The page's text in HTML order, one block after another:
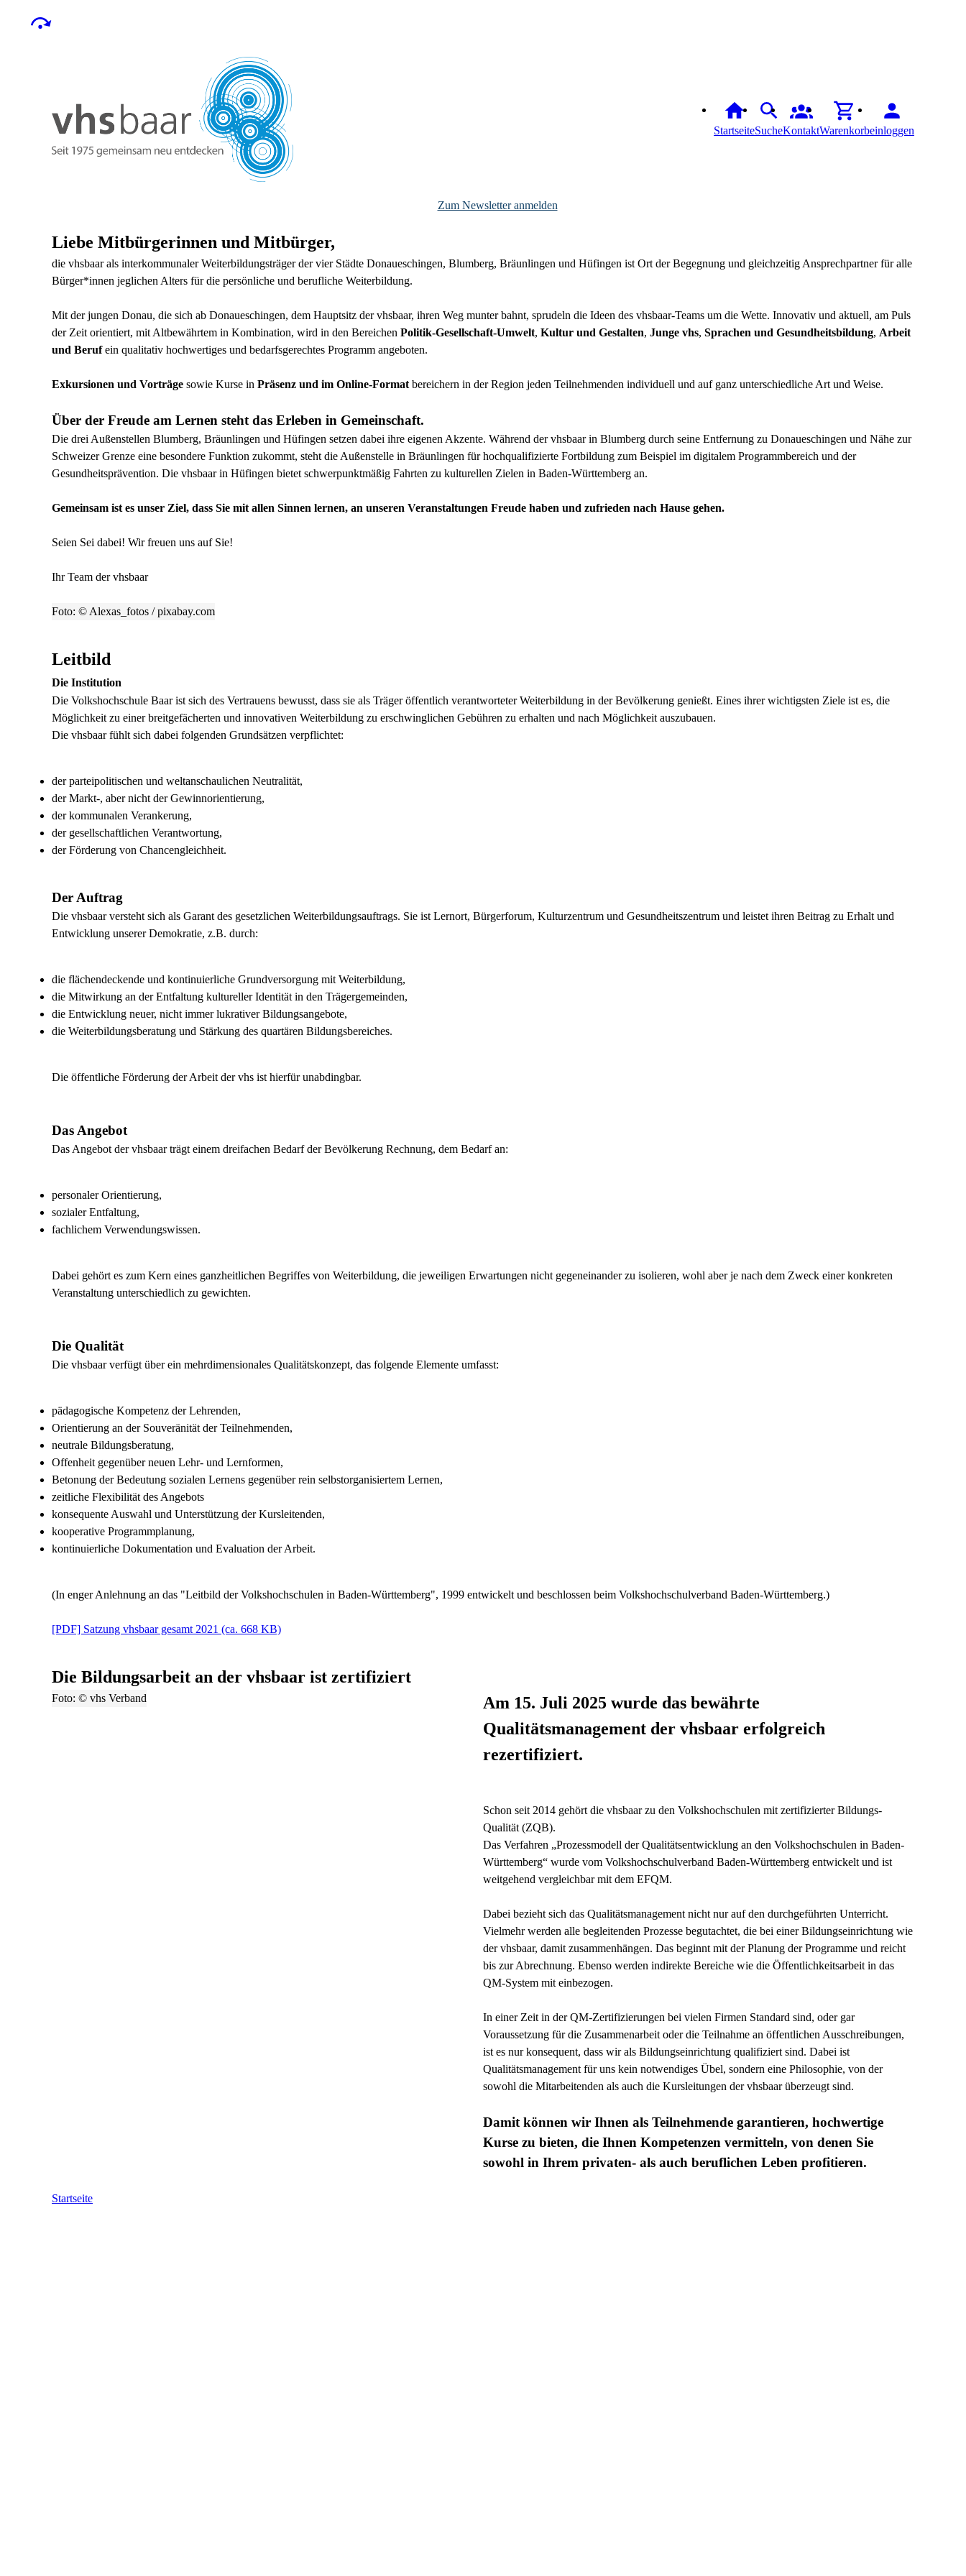
StartseiteSucheKontaktWarenkorbeinloggen
Zum Newsletter anmelden
Liebe Mitbürgerinnen und Mitbürger,
die vhsbaar als interkommunaler Weiterbildungsträger der vier Städte Donaueschingen, Blumberg, Bräunlingen und Hüfingen ist Ort der Begegnung und gleichzeitig Ansprechpartner für alle
Bürger*innen jeglichen Alters für die persönliche und berufliche Weiterbildung.
Mit der jungen Donau, die sich ab Donaueschingen, dem Hauptsitz der vhsbaar, ihren Weg munter bahnt, sprudeln die Ideen des vhsbaar-Teams um die Wette. Innovativ und aktuell, am Puls
der Zeit orientiert, mit Altbewährtem in Kombination, wird in den Bereichen Politik-Gesellschaft-Umwelt, Kultur und Gestalten, Junge vhs, Sprachen und Gesundheitsbildung, Arbeit
und Berufein qualitativ hochwertiges und bedarfsgerechtes Programm angeboten.
Exkursionen und Vorträge sowie Kurse in Präsenz und im Online-Format bereichern in der Region jeden Teilnehmenden individuell und auf ganz unterschiedliche Art und Weise.
Über der Freude am Lernen steht das Erleben in Gemeinschaft.
Die drei Außenstellen Blumberg, Bräunlingen und Hüfingen setzen dabei ihre eigenen Akzente. Während der vhsbaar in Blumberg durch seine Entfernung zu Donaueschingen und Nähe zur
Schweizer Grenze eine besondere Funktion zukommt, steht die Außenstelle in Bräunlingen für hochqualifizierte Fortbildung zum Beispiel im digitalem Programmbereich und der
Gesundheitsprävention. Die vhsbaar in Hüfingen bietet schwerpunktmäßig Fahrten zu kulturellen Zielen in Baden-Württemberg an.
Gemeinsam ist es unser Ziel, dass Sie mit allen Sinnen lernen, an unseren Veranstaltungen Freude haben und zufrieden nach Hause gehen.
Seien Sei dabei! Wir freuen uns auf Sie!
Ihr Team der vhsbaar
Foto: © Alexas_fotos / pixabay.com
Leitbild
Die Institution
Die Volkshochschule Baar ist sich des Vertrauens bewusst, dass sie als Träger öffentlich verantworteter Weiterbildung in der Bevölkerung genießt. Eines ihrer wichtigsten Ziele ist es, die
Möglichkeit zu einer breitgefächerten und innovativen Weiterbildung zu erschwinglichen Gebühren zu erhalten und nach Möglichkeit auszubauen.
Die vhsbaar fühlt sich dabei folgenden Grundsätzen verpflichtet:
der parteipolitischen und weltanschaulichen Neutralität,
der Markt-, aber nicht der Gewinnorientierung,
der kommunalen Verankerung,
der gesellschaftlichen Verantwortung,
der Förderung von Chancengleichheit.
Der Auftrag
Die vhsbaar versteht sich als Garant des gesetzlichen Weiterbildungsauftrags. Sie ist Lernort, Bürgerforum, Kulturzentrum und Gesundheitszentrum und leistet ihren Beitrag zu Erhalt und
Entwicklung unserer Demokratie, z.B. durch:
die flächendeckende und kontinuierliche Grundversorgung mit Weiterbildung,
die Mitwirkung an der Entfaltung kultureller Identität in den Trägergemeinden,
die Entwicklung neuer, nicht immer lukrativer Bildungsangebote,
die Weiterbildungsberatung und Stärkung des quartären Bildungsbereiches.
Die öffentliche Förderung der Arbeit der vhs ist hierfür unabdingbar.
Das Angebot
Das Angebot der vhsbaar trägt einem dreifachen Bedarf der Bevölkerung Rechnung, dem Bedarf an:
personaler Orientierung,
sozialer Entfaltung,
fachlichem Verwendungswissen.
Dabei gehört es zum Kern eines ganzheitlichen Begriffes von Weiterbildung, die jeweiligen Erwartungen nicht gegeneinander zu isolieren, wohl aber je nach dem Zweck einer konkreten
Veranstaltung unterschiedlich zu gewichten.
Die Qualität
Die vhsbaar verfügt über ein mehrdimensionales Qualitätskonzept, das folgende Elemente umfasst:
pädagogische Kompetenz der Lehrenden,
Orientierung an der Souveränität der Teilnehmenden,
neutrale Bildungsberatung,
Offenheit gegenüber neuen Lehr- und Lernformen,
Betonung der Bedeutung sozialen Lernens gegenüber rein selbstorganisiertem Lernen,
zeitliche Flexibilität des Angebots
konsequente Auswahl und Unterstützung der Kursleitenden,
kooperative Programmplanung,
kontinuierliche Dokumentation und Evaluation der Arbeit.
(In enger Anlehnung an das "Leitbild der Volkshochschulen in Baden-Württemberg", 1999 entwickelt und beschlossen beim Volkshochschulverband Baden-Württemberg.)
[PDF] Satzung vhsbaar gesamt 2021 (ca. 668 KB)
Die Bildungsarbeit an der vhsbaar ist zertifiziert
Foto: © vhs Verband
Am 15. Juli 2025 wurde das bewährte
Qualitätsmanagement der vhsbaar erfolgreich
rezertifiziert.
Schon seit 2014 gehört die vhsbaar zu den Volkshochschulen mit zertifizierter Bildungs-
Qualität (ZQB).
Das Verfahren „Prozessmodell der Qualitätsentwicklung an den Volkshochschulen in Baden-
Württemberg“ wurde vom Volkshochschulverband Baden-Württemberg entwickelt und ist
weitgehend vergleichbar mit dem EFQM.
Dabei bezieht sich das Qualitätsmanagement nicht nur auf den durchgeführten Unterricht.
Vielmehr werden alle begleitenden Prozesse begutachtet, die bei einer Bildungseinrichtung wie
der vhsbaar, damit zusammenhängen. Das beginnt mit der Planung der Programme und reicht
bis zur Abrechnung. Ebenso werden indirekte Bereiche wie die Öffentlichkeitsarbeit in das
QM-System mit einbezogen.
In einer Zeit in der QM-Zertifizierungen bei vielen Firmen Standard sind, oder gar
Voraussetzung für die Zusammenarbeit oder die Teilnahme an öffentlichen Ausschreibungen,
ist es nur konsequent, dass wir als Bildungseinrichtung qualifiziert sind. Dabei ist
Qualitätsmanagement für uns kein notwendiges Übel, sondern eine Philosophie, von der
sowohl die Mitarbeitenden als auch die Kursleitungen der vhsbaar überzeugt sind.
Damit können wir Ihnen als Teilnehmende garantieren, hochwertige
Kurse zu bieten, die Ihnen Kompetenzen vermitteln, von denen Sie
sowohl in Ihrem privaten- als auch beruflichen Leben profitieren.
Startseite